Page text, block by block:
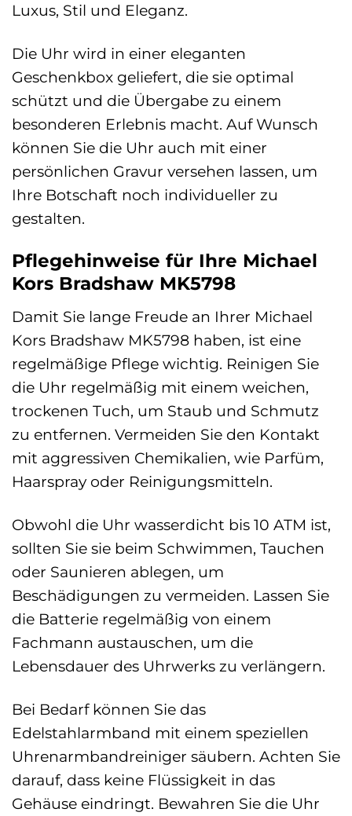
Luxus, Stil und Eleganz.
Die Uhr wird in einer eleganten
Geschenkbox geliefert, die sie optimal
schützt und die Übergabe zu einem
besonderen Erlebnis macht. Auf Wunsch
können Sie die Uhr auch mit einer
persönlichen Gravur versehen lassen, um
Ihre Botschaft noch individueller zu
gestalten.
Pflegehinweise für Ihre Michael
Kors Bradshaw MK5798
Damit Sie lange Freude an Ihrer Michael
Kors Bradshaw MK5798 haben, ist eine
regelmäßige Pflege wichtig. Reinigen Sie
die Uhr regelmäßig mit einem weichen,
trockenen Tuch, um Staub und Schmutz
zu entfernen. Vermeiden Sie den Kontakt
mit aggressiven Chemikalien, wie Parfüm,
Haarspray oder Reinigungsmitteln.
Obwohl die Uhr wasserdicht bis 10 ATM ist,
sollten Sie sie beim Schwimmen, Tauchen
oder Saunieren ablegen, um
Beschädigungen zu vermeiden. Lassen Sie
die Batterie regelmäßig von einem
Fachmann austauschen, um die
Lebensdauer des Uhrwerks zu verlängern.
Bei Bedarf können Sie das
Edelstahlarmband mit einem speziellen
Uhrenarmbandreiniger säubern. Achten Sie
darauf, dass keine Flüssigkeit in das
Gehäuse eindringt. Bewahren Sie die Uhr